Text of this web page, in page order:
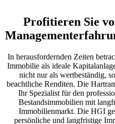
Profitieren Sie
In herausfordernden Zeiten
Immobilie als ideale
nicht nur als wertbeständig,
beachtliche Renditen. Die
Ihr Spezialist für den
Bestandsimmobilien mit
Immobilienmarkt. Die HGI
persönliche und langfristige